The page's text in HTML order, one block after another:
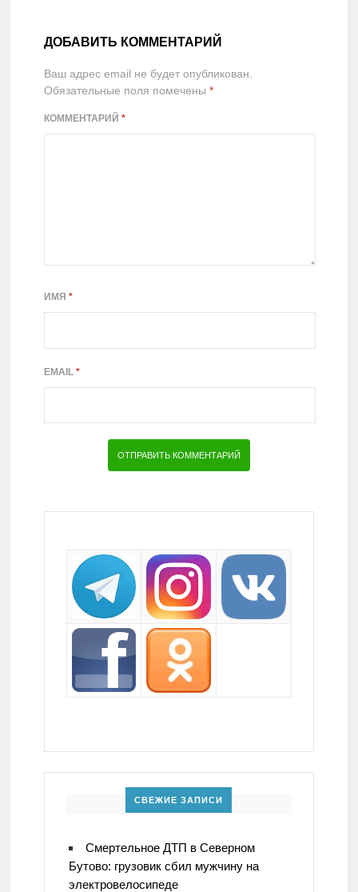
ДОБАВИТЬ КОММЕНТАРИЙ
Ваш адрес email не будет опубликован.
Обязательные поля помечены *
КОММЕНТАРИЙ *
ИМЯ *
EMAIL *
СВЕЖИЕ ЗАПИСИ
Смертельное ДТП в Северном
Бутово: грузовик сбил мужчину на
электровелосипеде